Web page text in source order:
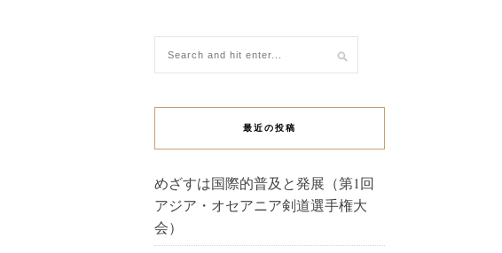
最近の投稿
めざすは国際的普及と発展（第1回
アジア・オセアニア剣道選手権大
会）